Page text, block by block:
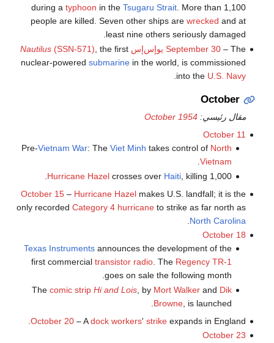
during a typhoon in the Tsugaru Strait. More than 1,100
people are killed. Seven other ships are wrecked and at
least nine others seriously damaged.
September 30– The يوإس‌إس Nautilus(SSN-571) , the first
nuclear-powered submarinein the world, is commissioned
into the U.S. Navy
October
مقال رئيسي:October 1954
October 11
Pre-Vietnam War: TheViet Minh takes control of North
Vietnam
.
Hurricane Hazel crosses over Haiti , killing 1,000.
October 15– Hurricane Hazelmakes U.S. landfall; it is the
only recorded Category 4 hurricaneto strike as far north as
North Carolina
October 18
Texas Instruments announces the development of the
first commercialtransistor radio. The Regency TR-1
goes on sale the following month.
Thecomic strip Hi and Lois , by Mort Walker and Dik
Browne , is launched.
October 20– Adock workers' strikeexpands in England.
October 23